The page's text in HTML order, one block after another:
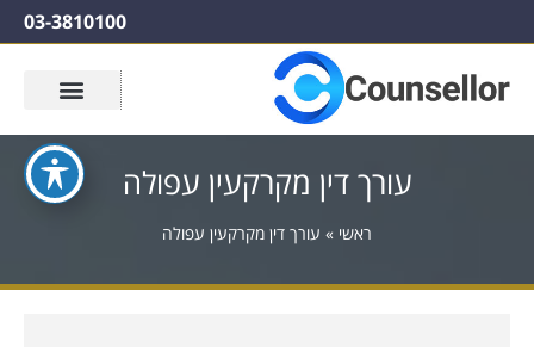
03-3810100
עורך דין מקרקעין עפולה
ראשי » עורך דין מקרקעין עפולה